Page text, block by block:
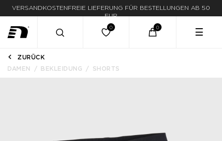
VERSANDKOSTENFREIE LIEFERUNG FÜR BESTELLUNGEN AB 50
EUR
☰
ZURÜCK
DAMEN
BEKLEIDUNG SHORTS